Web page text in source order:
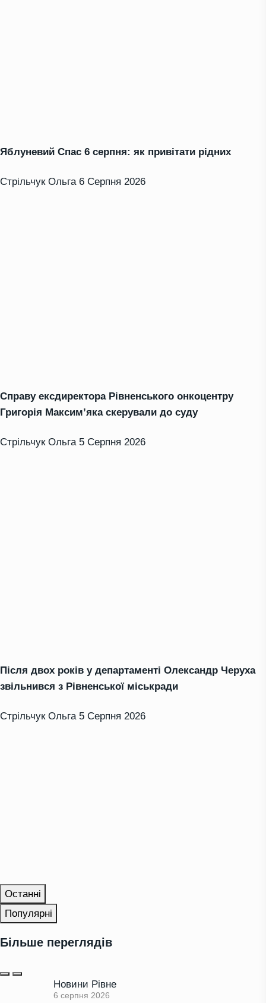
Яблуневий Спас 6 серпня: як привітати рідних
Стрільчук Ольга 6 Серпня 2026
Справу ексдиректора Рівненського онкоцентру
Григорія Максим’яка скерували до суду
Стрільчук Ольга 5 Серпня 2026
Після двох років у департаменті Олександр Черуха
звільнився з Рівненської міськради
Стрільчук Ольга 5 Серпня 2026
Останні
Популярні
Більше переглядів
Новини Рівне
6 серпня 2026